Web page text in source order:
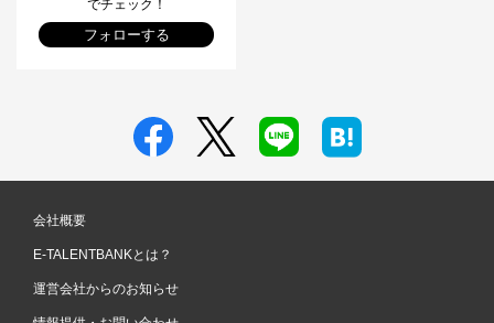
でチェック！
フォローする
会社概要
E-TALENTBANKとは？
運営会社からのお知らせ